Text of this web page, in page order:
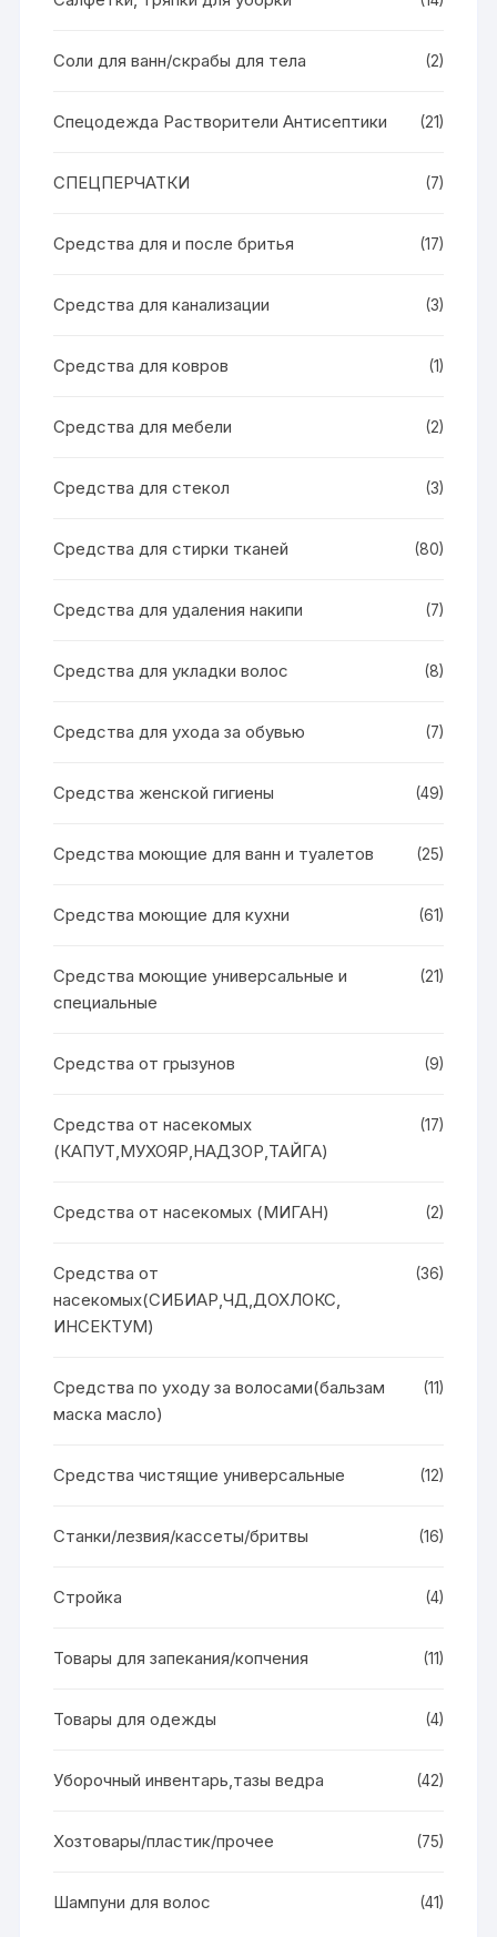
Соли для ванн/скрабы для тела (2)
Спецодежда Растворители Антисептики (21)
СПЕЦПЕРЧАТКИ (7)
Средства для и после бритья (17)
Средства для канализации (3)
Средства для ковров (1)
Средства для мебели (2)
Средства для стекол (3)
Средства для стирки тканей (80)
Средства для удаления накипи (7)
Средства для укладки волос (8)
Средства для ухода за обувью (7)
Средства женской гигиены (49)
Средства моющие для ванн и туалетов (25)
Средства моющие для кухни (61)
Средства моющие универсальные и
специальные
(21)
Средства от грызунов (9)
Средства от насекомых
(КАПУТ,МУХОЯР,НАДЗОР,ТАЙГА)
(17)
Средства от насекомых (МИГАН) (2)
Средства от
насекомых(СИБИАР,ЧД,ДОХЛОКС,
ИНСЕКТУМ)
(36)
Средства по уходу за волосами(бальзам
маска масло)
(11)
Средства чистящие универсальные (12)
Станки/лезвия/кассеты/бритвы (16)
Стройка (4)
Товары для запекания/копчения (11)
Товары для одежды (4)
Уборочный инвентарь,тазы ведра (42)
Хозтовары/пластик/прочее (75)
Шампуни для волос (41)